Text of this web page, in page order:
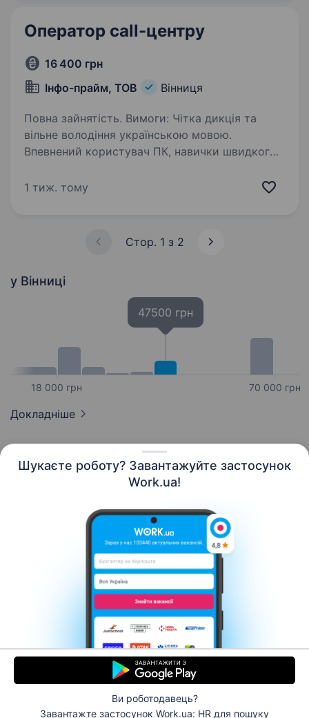
Шукаєте роботу? Завантажуйте застосунок
Work.ua!
Ви роботодавець?
Завантажте застосунок Work.ua: HR для пошуку
Оператор call-центру
16 400 грн
Інфо-прайм, ТОВ
Вінниця
Повна зайнятість. Вимоги: Чітка дикція та
вільне володіння українською мовою.
Впевнений користувач ПК, навички швидкого
вміння слухати та знаходити спільну мову
1 тиж. тому
Стор. 1 з 2
у Вінниці
18 000 грн
47500 грн
70 000 грн
Докладніше
Контакти Про нас
Кар’єра
Допомога Умови використання
© 2006–2026 Work.ua. Сервіс пошуку роботи №1 в